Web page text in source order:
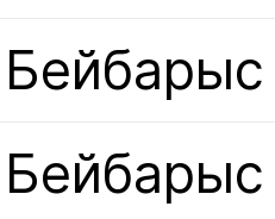
Бейбарыс
Бейбарыс